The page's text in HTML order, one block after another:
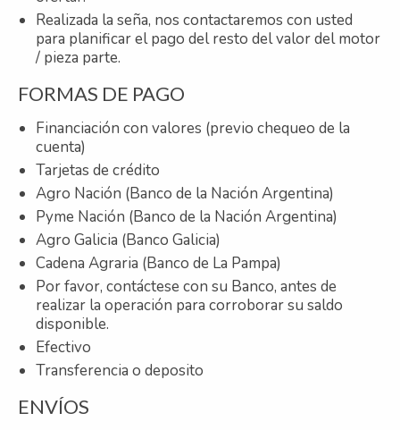
Realizada la seña, nos contactaremos con usted
para planificar el pago del resto del valor del motor
/ pieza parte.
FORMAS DE PAGO
Financiación con valores (previo chequeo de la
cuenta)
Tarjetas de crédito
Agro Nación (Banco de la Nación Argentina)
Pyme Nación (Banco de la Nación Argentina)
Agro Galicia (Banco Galicia)
Cadena Agraria (Banco de La Pampa)
Por favor, contáctese con su Banco, antes de
realizar la operación para corroborar su saldo
disponible.
Efectivo
Transferencia o deposito
ENVÍOS